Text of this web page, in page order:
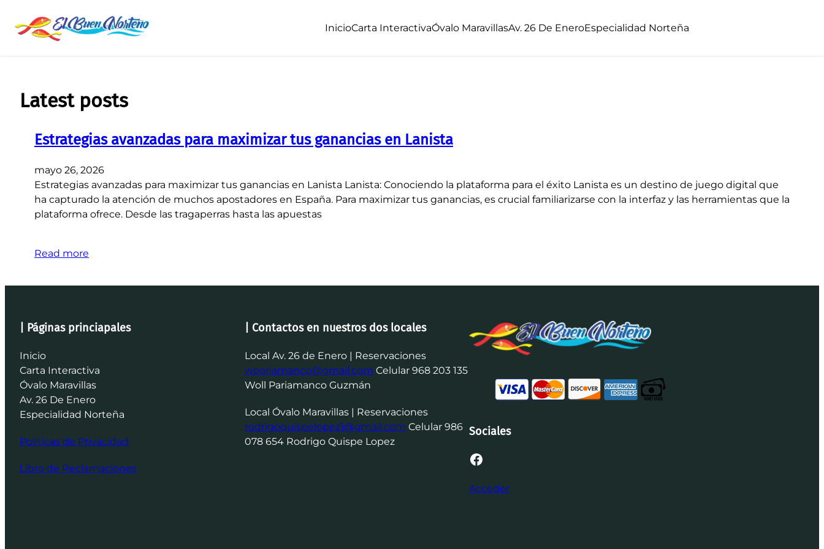
InicioCarta InteractivaÓvalo MaravillasAv. 26 De EneroEspecialidad Norteña
Latest posts
Estrategias avanzadas para maximizar tus ganancias en Lanista
mayo 26, 2026
Estrategias avanzadas para maximizar tus ganancias en Lanista Lanista: Conociendo la plataforma para el éxito Lanista es un destino de juego digital que
ha capturado la atención de muchos apostadores en España. Para maximizar tus ganancias, es crucial familiarizarse con la interfaz y las herramientas que la
plataforma ofrece. Desde las tragaperras hasta las apuestas
Read more
| Páginas princiapales
Inicio
Carta Interactiva
Óvalo Maravillas
Av. 26 De Enero
Especialidad Norteña
Politicas de Privacidad
Libro de Reclamaciones
| Contactos en nuestros dos locales
Local Av. 26 de Enero | Reservaciones
wpariamanco@gmail.com Celular 968 203 135
Woll Pariamanco Guzmán
Local Óvalo Maravillas | Reservaciones
rodrigoquispelopez1@gmail.com Celular 986
078 654 Rodrigo Quispe Lopez
Sociales
Facebook
Acceder